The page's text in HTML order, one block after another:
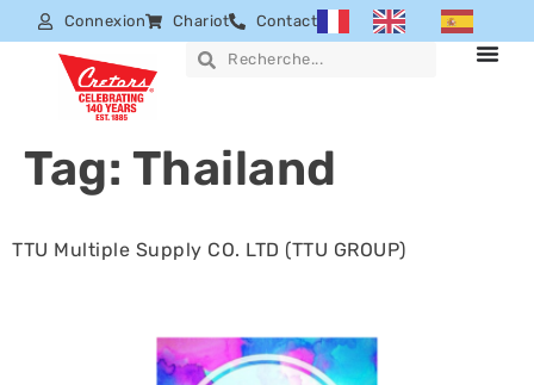
Connexion Chariot Contact
Tag: Thailand
TTU Multiple Supply CO. LTD (TTU GROUP)